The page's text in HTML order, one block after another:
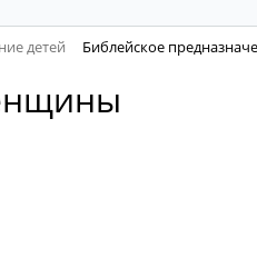
детей Библейское